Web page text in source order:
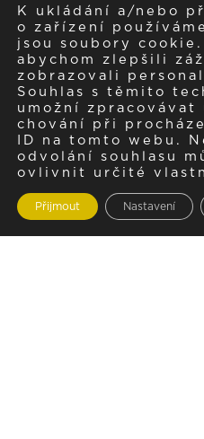
K ukládání a/nebo
o zařízení
jsou soubory
abychom zlepšili
zobrazovali
Souhlas s těmito
umožní zpracovávat
chování při
ID na tomto webu.
odvolání souhlasu
ovlivnit určité
Přijmout Nastavení